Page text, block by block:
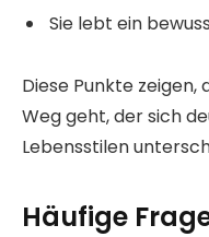
Sie lebt ein
Diese Punkte zeigen,
Weg geht, der sich
Lebensstilen
Häufige